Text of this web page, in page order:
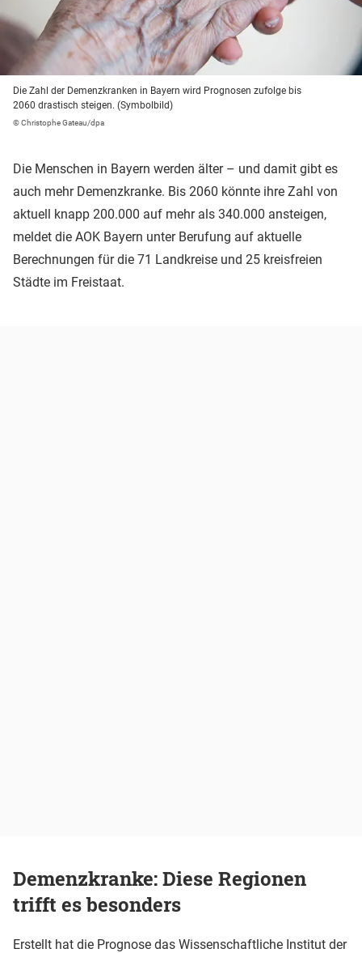
Die Zahl der Demenzkranken in Bayern wird Prognosen zufolge bis
2060 drastisch steigen. (Symbolbild)
© Christophe Gateau/dpa
Die Menschen in Bayern werden älter – und damit gibt es
auch mehr Demenzkranke. Bis 2060 könnte ihre Zahl von
aktuell knapp 200.000 auf mehr als 340.000 ansteigen,
meldet die AOK Bayern unter Berufung auf aktuelle
Berechnungen für die 71 Landkreise und 25 kreisfreien
Städte im Freistaat.
Demenzkranke: Diese Regionen
trifft es besonders
Erstellt hat die Prognose das Wissenschaftliche Institut der